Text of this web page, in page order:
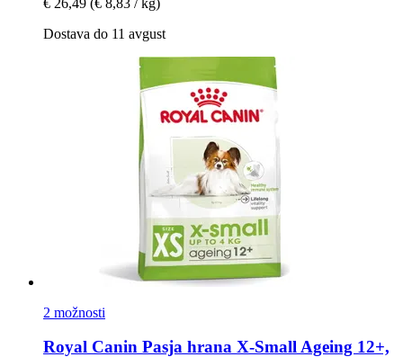
Dostava do 11 avgust
2 možnosti
Royal Canin Pasja hrana X-​Small Ageing 12+,